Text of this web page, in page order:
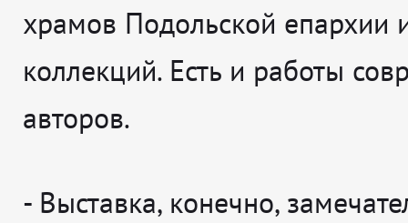
храмов Подольской епархии
коллекций. Есть и работы
авторов.
- Выставка, конечно,